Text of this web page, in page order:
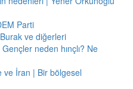
Parti
ve diğerleri
neden hınçlı? Ne
ve İran | Bir bölgesel